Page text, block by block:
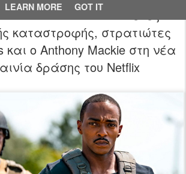
LEARN MORE GOT IT
the Wire trailer: Συσκευές
καταστροφής, στρατιώτες
και ο Anthony Mackie στη νέα
δράσης του Netflix